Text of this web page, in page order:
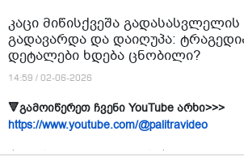
კაცი მიწისქვეშა გადასასვლელის
გადავარდა და დაიღუპა:
დეტალები ხდება ცნობილი?
14:59 / 02-06-2026
🔻გამოიწერეთ ჩვენი YouTube არხი>>>
https://www.youtube.com/@palitravideo
ქუთაისში, ფალიაშვილის ქუჩაზე